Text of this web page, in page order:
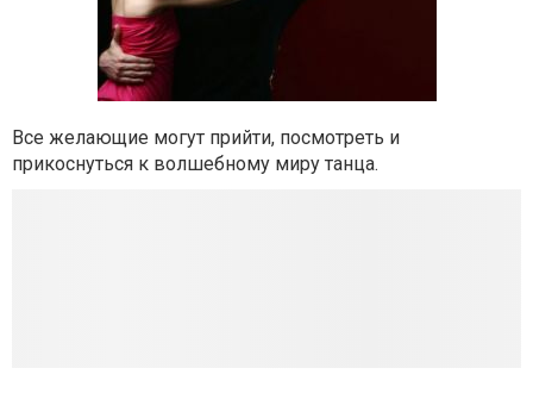
Все желающие могут прийти, посмотреть и
прикоснуться к волшебному миру танца.